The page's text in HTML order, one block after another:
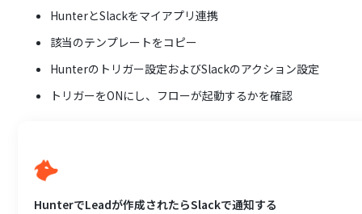
HunterとSlackをマイアプリ連携
該当のテンプレートをコピー
Hunterのトリガー設定およびSlackのアクション設定
トリガーをONにし、フローが起動するかを確認
HunterでLeadが作成されたらSlackで通知する